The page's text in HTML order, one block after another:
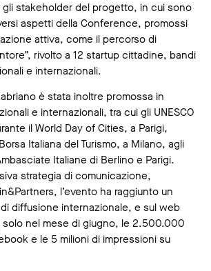
stakeholder del progetto, in cui sono
aspetti della Conference, promossi
attiva, come il percorso di
rivolto a 12 startup cittadine, bandi
e internazionali.
è stata inoltre promossa in
e internazionali, tra cui gli UNESCO
il World Day of Cities, a Parigi,
Italiana del Turismo, a Milano, agli
Italiane di Berlino e Parigi.
strategia di comunicazione,
l’evento ha raggiunto un
diffusione internazionale, e sul web
nel mese di giugno, le 2.500.000
e le 5 milioni di impressioni su